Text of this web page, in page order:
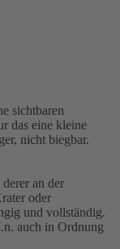
sichtbaren
das eine kleine
nicht biegbar.
an der
oder
und vollständig.
auch in Ordnung